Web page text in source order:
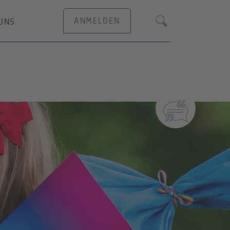
ANMELDEN Suche